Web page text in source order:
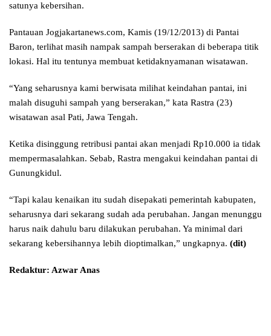
satunya kebersihan.
Pantauan Jogjakartanews.com, Kamis (19/12/2013) di Pantai
Baron, terlihat masih nampak sampah berserakan di beberapa titik
lokasi. Hal itu tentunya membuat ketidaknyamanan wisatawan.
“Yang seharusnya kami berwisata milihat keindahan pantai, ini
malah disuguhi sampah yang berserakan,” kata Rastra (23)
wisatawan asal Pati, Jawa Tengah.
Ketika disinggung retribusi pantai akan menjadi Rp10.000 ia tidak
mempermasalahkan. Sebab, Rastra mengakui keindahan pantai di
Gunungkidul.
“Tapi kalau kenaikan itu sudah disepakati pemerintah kabupaten,
seharusnya dari sekarang sudah ada perubahan. Jangan menunggu
harus naik dahulu baru dilakukan perubahan. Ya minimal dari
sekarang kebersihannya lebih dioptimalkan,” ungkapnya. (dit)
Redaktur: Azwar Anas